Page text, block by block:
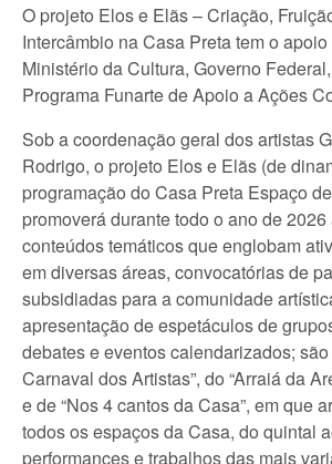
O projeto Elos e Elãs – Criação,
Intercâmbio na Casa Preta tem o
Ministério da Cultura, Governo
Programa Funarte de Apoio a Ações
Sob a coordenação geral dos artistas
Rodrigo, o projeto Elos e Elãs (de
programação do Casa Preta Espaço
promoverá durante todo o ano de
conteúdos temáticos que englobam
em diversas áreas, convocatórias de
subsidiadas para a comunidade
apresentação de espetáculos de
debates e eventos calendarizados;
Carnaval dos Artistas”, do “Arraiá da
e de “Nos 4 cantos da Casa”, em que
todos os espaços da Casa, do quintal
performances e trabalhos das mais